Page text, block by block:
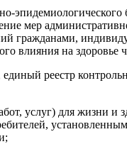
эпидемиологического
мер
гражданами,
влияния на здоровье
единый реестр
услуг) для жизни